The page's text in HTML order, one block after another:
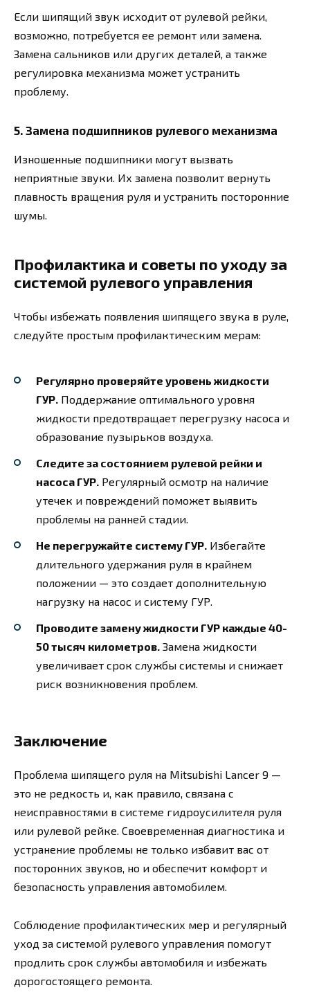
Если шипящий звук исходит от рулевой рейки,
возможно, потребуется ее ремонт или замена.
Замена сальников или других деталей, а также
регулировка механизма может устранить
проблему.
5. Замена подшипников рулевого механизма
Изношенные подшипники могут вызвать
неприятные звуки. Их замена позволит вернуть
плавность вращения руля и устранить посторонние
шумы.
Профилактика и советы по уходу за
системой рулевого управления
Чтобы избежать появления шипящего звука в руле,
следуйте простым профилактическим мерам:
Регулярно проверяйте уровень жидкости
ГУР. Поддержание оптимального уровня
жидкости предотвращает перегрузку насоса и
образование пузырьков воздуха.
Следите за состоянием рулевой рейки и
насоса ГУР. Регулярный осмотр на наличие
утечек и повреждений поможет выявить
проблемы на ранней стадии.
Не перегружайте систему ГУР. Избегайте
длительного удержания руля в крайнем
положении — это создает дополнительную
нагрузку на насос и систему ГУР.
Проводите замену жидкости ГУР каждые 40-
50 тысяч километров. Замена жидкости
увеличивает срок службы системы и снижает
риск возникновения проблем.
Заключение
Проблема шипящего руля на Mitsubishi Lancer 9 —
это не редкость и, как правило, связана с
неисправностями в системе гидроусилителя руля
или рулевой рейке. Своевременная диагностика и
устранение проблемы не только избавит вас от
посторонних звуков, но и обеспечит комфорт и
безопасность управления автомобилем.
Соблюдение профилактических мер и регулярный
уход за системой рулевого управления помогут
продлить срок службы автомобиля и избежать
дорогостоящего ремонта.